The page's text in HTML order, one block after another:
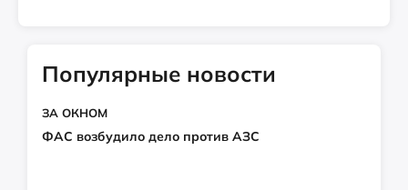
Популярные новости
ЗА ОКНОМ
ФАС возбудило дело против АЗС